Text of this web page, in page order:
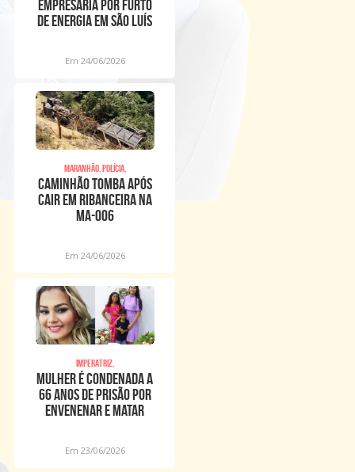
EMPRESÁRIA POR FURTO
DE ENERGIA EM SÃO LUÍS
Em 24/06/2026
Maranhão, Polícia,
Caminhão tomba após
cair em ribanceira na
MA-006
Em 24/06/2026
imperatriz,
Mulher é condenada a
66 anos de prisão por
envenenar e matar
Em 23/06/2026